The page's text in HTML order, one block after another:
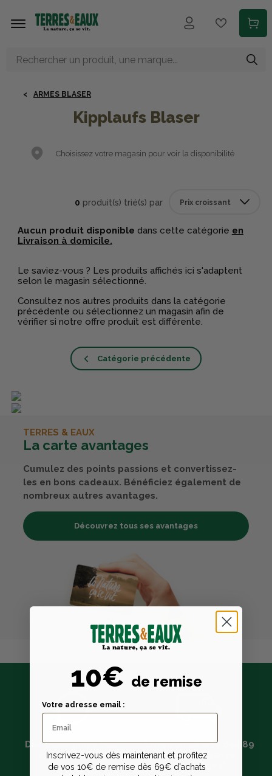
ARMES BLASER
Kipplaufs Blaser
Choisissez votre magasin pour voir la disponibilité
0 produit(s) trié(s) par
Aucun produit disponible dans cette catégorie en
Livraison à domicile.
Le saviez-vous ? Les produits affichés ici s'adaptent
selon le magasin sélectionné.
Consultez nos autres produits dans la catégorie
précédente ou sélectionnez un magasin afin de
vérifier si notre offre produit est différente.
Catégorie précédente
TERRES & EAUX
La carte avantages
Cumulez des points passions et convertissez-
les en bons cadeaux. Bénéficiez également de
nombreux autres avantages.
Découvrez tous ses avantages
Des passionnés pour
vous conseiller
Livraison offerte dès 89
€ avec la carte
avantages*
10€ de remise
Votre adresse email :
Inscrivez-vous dès maintenant et profitez
de vos 10€ de remise dès 69€ d'achats